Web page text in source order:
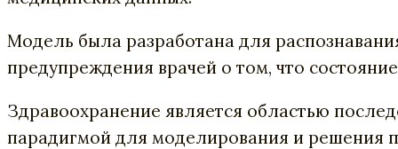
Модель была разработана для
предупреждения врачей о том, что
Здравоохранение является областью
парадигмой для моделирования и решения